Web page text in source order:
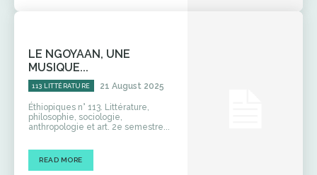
LE NGOYAAN, UNE
MUSIQUE...
113 LITTÉRATURE 21 August 2025
Éthiopiques n° 113. Littérature,
philosophie, sociologie,
anthropologie et art. 2e semestre...
READ MORE